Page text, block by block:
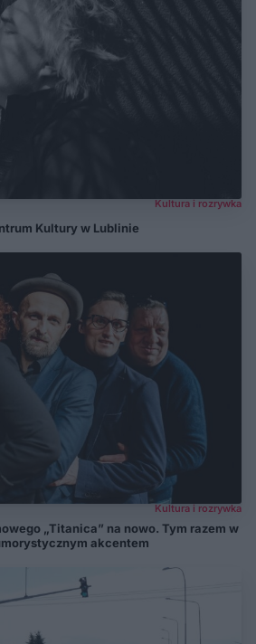
Kultura i rozrywka
Kultury w Lublinie
Kultura i rozrywka
„Titanica” na nowo. Tym razem w
akcentem